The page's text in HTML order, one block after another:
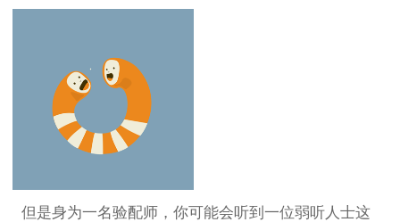
但是身为一名验配师，你可能会听到一位弱听人士这